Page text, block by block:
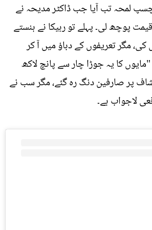
لمحہ تب آیا جب ڈاکٹر مدیحہ نے
پوچھ لی۔ پہلے تو ربیکا نے ہنستے
مگر تعریفوں کے دباؤ میں آ کر
کا یہ جوڑا چار سے پانچ لاکھ
پر صارفین دنگ رہ گئے، مگر سب نے
لاجواب ہے۔